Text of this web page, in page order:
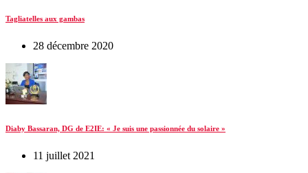
Tagliatelles aux gambas
28 décembre 2020
Diaby Bassaran, DG de E2IE: « Je suis une passionnée du solaire »
11 juillet 2021